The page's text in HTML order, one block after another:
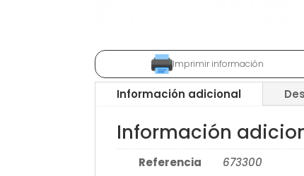
Imprimir información
Información adicional
Información
Referencia
673300